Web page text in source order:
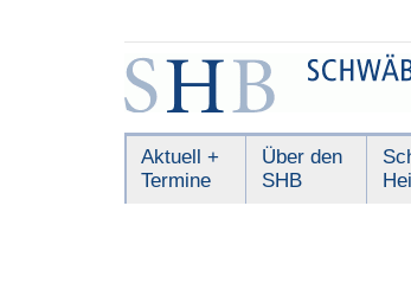
Heimatbund
Aktuell +
Termine
Über den
SHB